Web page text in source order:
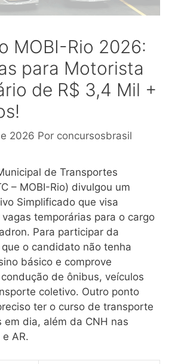
MOBI-Rio 2026:
para Motorista
de R$ 3,4 Mil +
2026 Por concursosbrasil
de Transportes
– MOBI-Rio) divulgou um
Simplificado que visa
temporárias para o cargo
Para participar da
o candidato não tenha
básico e comprove
de ônibus, veículos
coletivo. Outro ponto
ter o curso de transporte
em dia, além da CNH nas
AR.